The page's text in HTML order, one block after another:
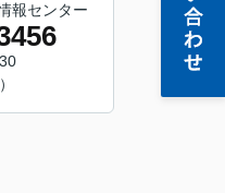
報センター